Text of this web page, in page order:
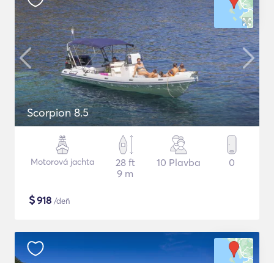
Scorpion 8.5
Motorová jachta
28 ft
9 m
10 Plavba 0
$918 /deň